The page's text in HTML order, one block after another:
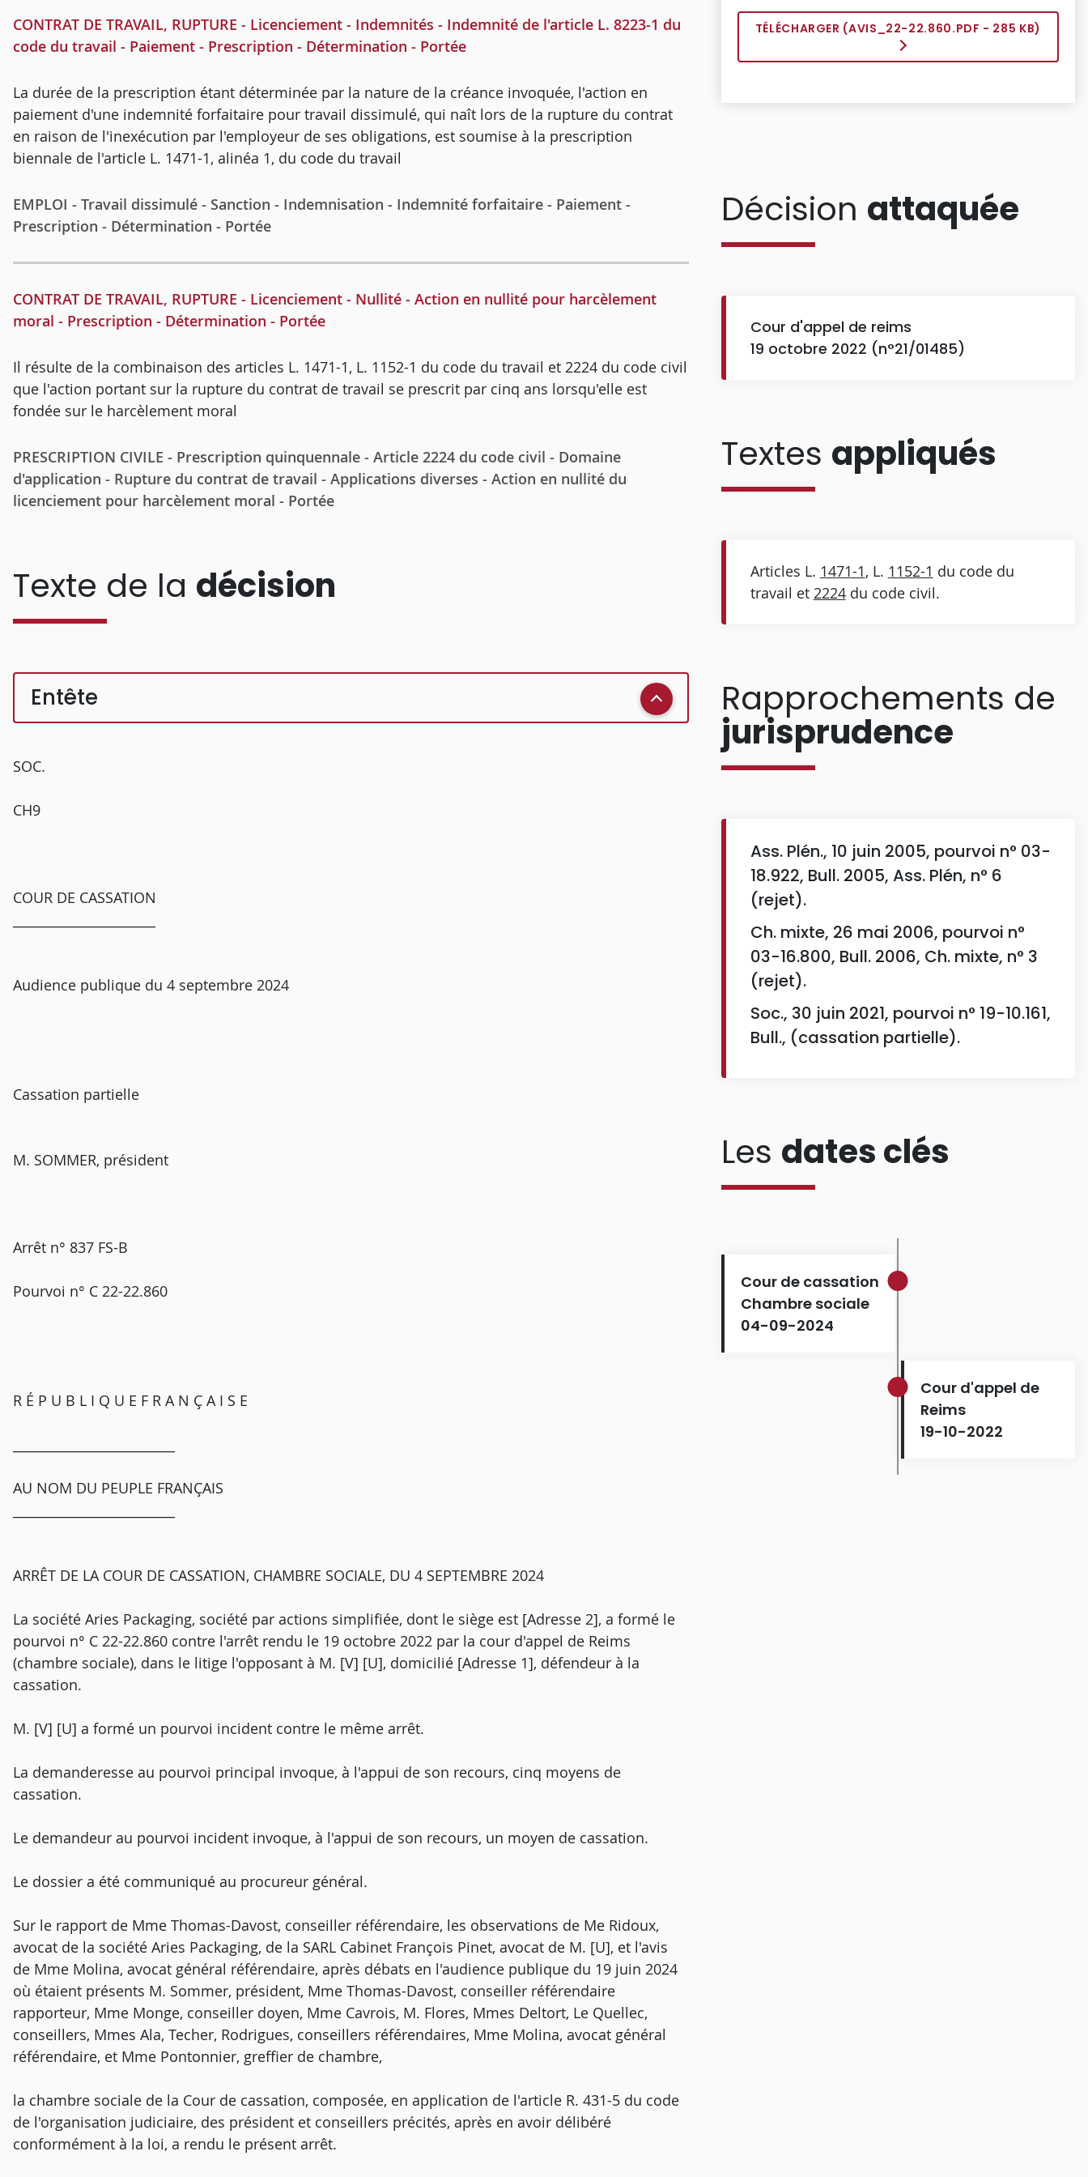
CONTRAT DE TRAVAIL, RUPTURE - Licenciement - Indemnités - Indemnité de l'article L. 8223-1 du
code du travail - Paiement - Prescription - Détermination - Portée
La durée de la prescription étant déterminée par la nature de la créance invoquée, l'action en
paiement d'une indemnité forfaitaire pour travail dissimulé, qui naît lors de la rupture du contrat
en raison de l'inexécution par l'employeur de ses obligations, est soumise à la prescription
biennale de l'article L. 1471-1, alinéa 1, du code du travail
EMPLOI - Travail dissimulé - Sanction - Indemnisation - Indemnité forfaitaire - Paiement -
Prescription - Détermination - Portée
CONTRAT DE TRAVAIL, RUPTURE - Licenciement - Nullité - Action en nullité pour harcèlement
moral - Prescription - Détermination - Portée
Il résulte de la combinaison des articles L. 1471-1, L. 1152-1 du code du travail et 2224 du code civil
que l'action portant sur la rupture du contrat de travail se prescrit par cinq ans lorsqu'elle est
fondée sur le harcèlement moral
PRESCRIPTION CIVILE - Prescription quinquennale - Article 2224 du code civil - Domaine
d'application - Rupture du contrat de travail - Applications diverses - Action en nullité du
licenciement pour harcèlement moral - Portée
Texte de la décision
Entête
SOC.
CH9
COUR DE CASSATION
Audience publique du 4 septembre 2024
Cassation partielle
M. SOMMER, président
Arrêt n° 837 FS-B
Pourvoi n° C 22-22.860
R É P U B L I Q U E F R A N Ç A I S E
AU NOM DU PEUPLE FRANÇAIS
ARRÊT DE LA COUR DE CASSATION, CHAMBRE SOCIALE, DU 4 SEPTEMBRE 2024
La société Aries Packaging, société par actions simplifiée, dont le siège est [Adresse 2], a formé le
pourvoi n° C 22-22.860 contre l'arrêt rendu le 19 octobre 2022 par la cour d'appel de Reims
(chambre sociale), dans le litige l'opposant à M. [V] [U], domicilié [Adresse 1], défendeur à la
cassation.
M. [V] [U] a formé un pourvoi incident contre le même arrêt.
La demanderesse au pourvoi principal invoque, à l'appui de son recours, cinq moyens de
cassation.
Le demandeur au pourvoi incident invoque, à l'appui de son recours, un moyen de cassation.
Le dossier a été communiqué au procureur général.
Sur le rapport de Mme Thomas-Davost, conseiller référendaire, les observations de Me Ridoux,
avocat de la société Aries Packaging, de la SARL Cabinet François Pinet, avocat de M. [U], et l'avis
de Mme Molina, avocat général référendaire, après débats en l'audience publique du 19 juin 2024
où étaient présents M. Sommer, président, Mme Thomas-Davost, conseiller référendaire
rapporteur, Mme Monge, conseiller doyen, Mme Cavrois, M. Flores, Mmes Deltort, Le Quellec,
conseillers, Mmes Ala, Techer, Rodrigues, conseillers référendaires, Mme Molina, avocat général
référendaire, et Mme Pontonnier, greffier de chambre,
la chambre sociale de la Cour de cassation, composée, en application de l'article R. 431-5 du code
de l'organisation judiciaire, des président et conseillers précités, après en avoir délibéré
conformément à la loi, a rendu le présent arrêt.
TÉLÉCHARGER (AVIS_22-22.860.PDF - 285 KB)
Décision attaquée
Cour d'appel de reims
19 octobre 2022 (n°21/01485)
Textes appliqués
Articles L. 1471-1, L. 1152-1 du code du
travail et 2224du code civil.
Rapprochements de
jurisprudence
Ass. Plén., 10 juin 2005, pourvoi n° 03-
18.922, Bull. 2005, Ass. Plén, n° 6
(rejet).
Ch. mixte, 26 mai 2006, pourvoi n°
03-16.800, Bull. 2006, Ch. mixte, n° 3
(rejet).
Soc., 30 juin 2021, pourvoi n° 19-10.161,
Bull., (cassation partielle).
Les dates clés
Cour de cassation
Chambre sociale
04-09-2024
Cour d'appel de
Reims
19-10-2022